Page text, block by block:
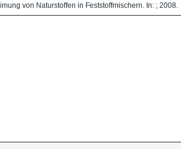
von Naturstoffen in Feststoffmischern. In: ; 2008.